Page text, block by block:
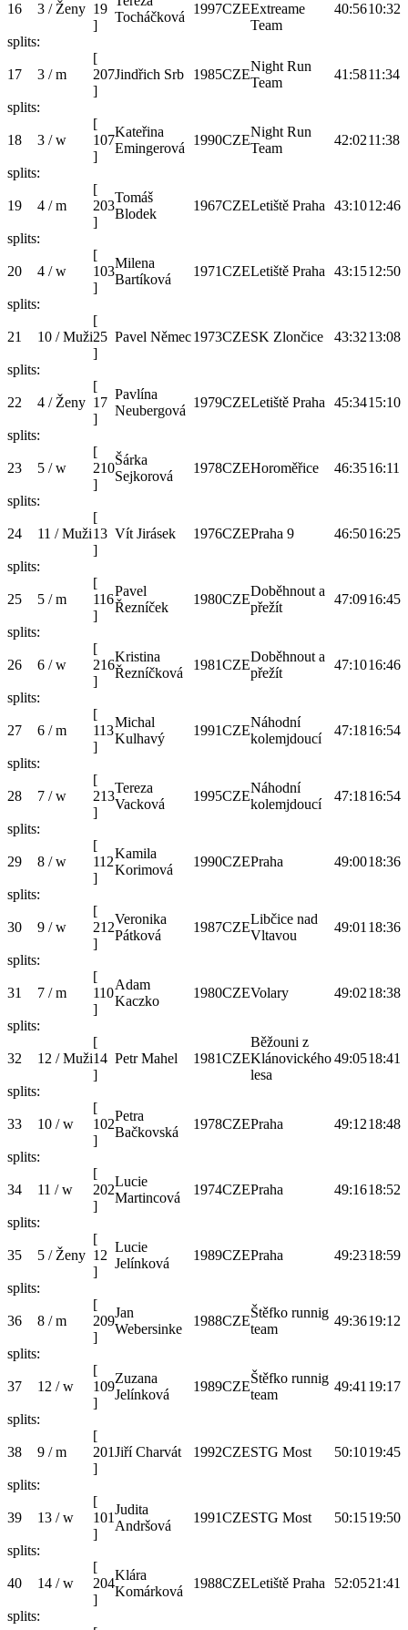
16 3 / Ženy 19
]
Tocháčková
1997CZEExtreame
Team
40:5610:32
splits:
17 3 / m
[
207
]
Jindřich Srb 1985CZE
Night Run
Team
41:5811:34
splits:
18 3 / w
[
107
]
Kateřina
Emingerová
1990CZE
Night Run
Team
42:0211:38
splits:
19 4 / m
[
203
]
Tomáš
Blodek
1967CZELetiště Praha 43:1012:46
splits:
20 4 / w
[
103
]
Milena
Bartíková
1971CZELetiště Praha 43:1512:50
splits:
21 10 / Muži
[
25
]
Pavel Němec1973CZESK Zlončice 43:3213:08
splits:
22 4 / Ženy
[
17
]
Pavlína
Neubergová
1979CZELetiště Praha 45:3415:10
splits:
23 5 / w
[
210
]
Šárka
Sejkorová
1978CZEHoroměřice 46:3516:11
splits:
24 11 / Muži
[
13
]
Vít Jirásek 1976CZEPraha 9 46:5016:25
splits:
25 5 / m
[
116
]
Pavel
Řezníček
1980CZE
Doběhnout a
přežít
47:0916:45
splits:
26 6 / w
[
216
]
Kristina
Řezníčková
1981CZE
Doběhnout a
přežít
47:1016:46
splits:
27 6 / m
[
113
]
Michal
Kulhavý
1991CZE
Náhodní
kolemjdoucí
47:1816:54
splits:
28 7 / w
[
213
]
Tereza
Vacková
1995CZE
Náhodní
kolemjdoucí
47:1816:54
splits:
29 8 / w
[
112
]
Kamila
Korimová
1990CZEPraha 49:0018:36
splits:
30 9 / w
[
212
]
Veronika
Pátková
1987CZE
Libčice nad
Vltavou
49:01 18:36
splits:
31 7 / m
[
110
]
Adam
Kaczko
1980CZEVolary 49:0218:38
splits:
32 12 / Muži
[
14
]
Petr Mahel 1981CZE
Běžouni z
Klánovického
lesa
49:0518:41
splits:
33 10 / w
[
102
]
Petra
Bačkovská
1978CZEPraha 49:1218:48
splits:
34 11 / w
[
202
]
Lucie
Martincová
1974CZEPraha 49:1618:52
splits:
35 5 / Ženy
[
12
]
Lucie
Jelínková
1989CZEPraha 49:2318:59
splits:
36 8 / m
[
209
]
Jan
Webersinke
1988CZE
Štěfko runnig
team
49:3619:12
splits:
37 12 / w
[
109
]
Zuzana
Jelínková
1989CZE
Štěfko runnig
team
49:41 19:17
splits:
38 9 / m
[
201
]
Jiří Charvát 1992CZESTG Most 50:1019:45
splits:
39 13 / w
[
101
]
Judita
Andršová
1991CZESTG Most 50:1519:50
splits:
40 14 / w
[
204
]
Klára
Komárková
1988CZELetiště Praha 52:0521:41
splits: